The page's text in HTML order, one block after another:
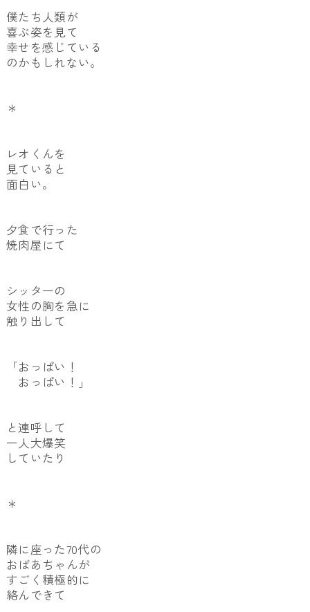
僕たち人類が
喜ぶ姿を見て
幸せを感じている
のかもしれない。
＊
レオくんを
見ていると
面白い。
夕食で行った
焼肉屋にて
シッターの
女性の胸を急に
触り出して
「おっぱい！
おっぱい！」
と連呼して
一人大爆笑
していたり
＊
隣に座った70代の
おばあちゃんが
すごく積極的に
絡んできて